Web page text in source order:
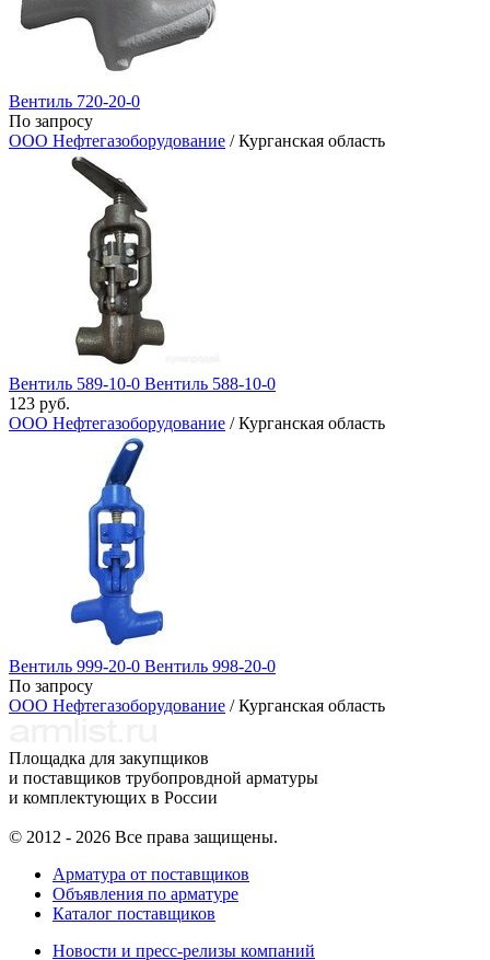
Вентиль 720-20-0
По запросу
ООО Нефтегазоборудование / Курганская область
Вентиль 589-10-0 Вентиль​ 588-10-0
123 руб.
ООО Нефтегазоборудование / Курганская область
Вентиль 999-20-0 Вентиль 998-20-0
По запросу
ООО Нефтегазоборудование / Курганская область
Площадка для закупщиков
и поставщиков трубопровдной арматуры
и комплектующих в России
© 2012 - 2026 Все права защищены.
Арматура от поставщиков
Объявления по арматуре
Каталог поставщиков
Новости и пресс-релизы компаний